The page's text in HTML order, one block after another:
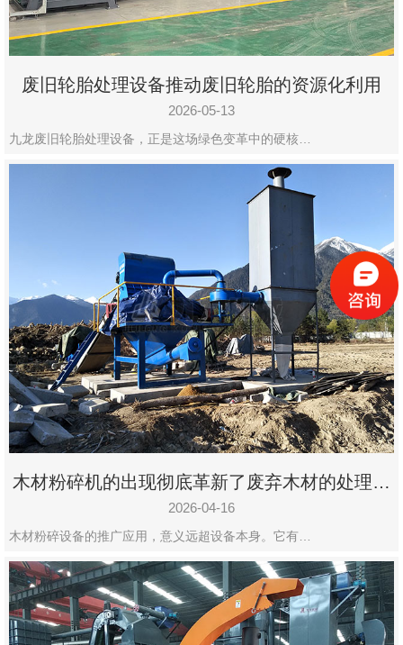
废旧轮胎处理设备推动废旧轮胎的资源化利用
2026-05-13
九龙废旧轮胎处理设备，正是这场绿色变革中的硬核…
木材粉碎机的出现彻底革新了废弃木材的处理模
式
2026-04-16
木材粉碎设备的推广应用，意义远超设备本身。它有…